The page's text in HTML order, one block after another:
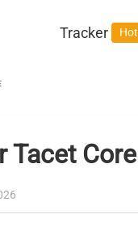
Tracker Hot
Tacet Core